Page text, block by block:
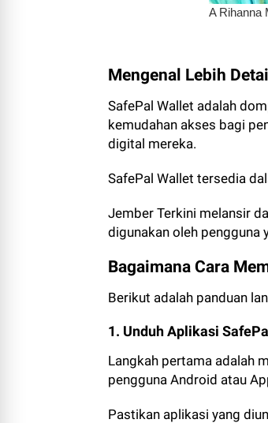
Mengenal Lebih
SafePal Wallet adalah
kemudahan akses bagi
digital mereka.
SafePal Wallet tersedia
Jember Terkini melansir
digunakan oleh pengguna
Bagaimana Cara
Berikut adalah panduan
1. Unduh Aplikasi
Langkah pertama adalah
pengguna Android atau
Pastikan aplikasi yang